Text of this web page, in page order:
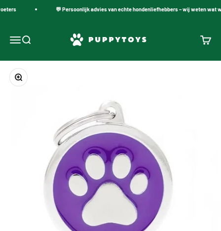
💬 Persoonlijk advies van echte hondenliefhebbers – wij weten wat
Navigatiemenu openen
Zoeken openen
PuppyToys.nl
In-/uitzoomen